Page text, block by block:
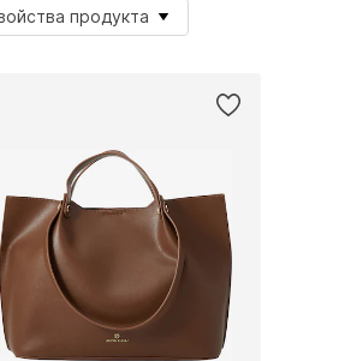
продукта